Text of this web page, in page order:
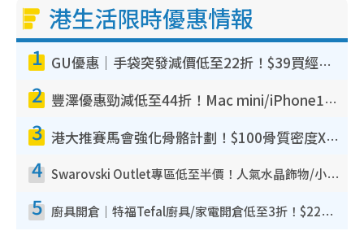
港生活限時優惠情報
1 GU優惠｜手袋突發減價低至22折！$39買經典波士頓包/餃子袋！飾物同步減價$29起！
2 豐澤優惠勁減低至44折！Mac mini/iPhone17Pro大減價！廚房家電$220起
3 港大推賽馬會強化骨骼計劃！$100骨質密度X光檢查 完成免費運動訓練送超市禮券！附參加資格
4 Swarovski Outlet專區低至半價！人氣水晶飾物/小擺設$138起！迪士尼款/水晶高跟鞋都有平
5 廚具開倉｜特福Tefal廚具/家電開倉低至3折！$220起買平底鍋/炒鑊/湯煲！電飯煲/吸塵機/燙斗$418起